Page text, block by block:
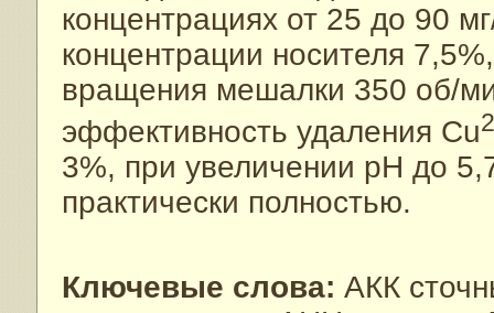
концентрациях от 25 до 90
концентрации носителя
вращения мешалки 350 об/
эффективность удаления Cu
3%, при увеличении pH до
практически полностью.
Ключевые слова: АКК